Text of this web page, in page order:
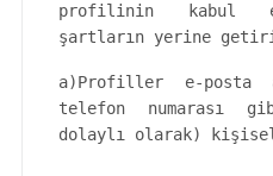
profilinin kabul
şartların yerine
a)Profiller e-posta
telefon numarası
dolaylı olarak)